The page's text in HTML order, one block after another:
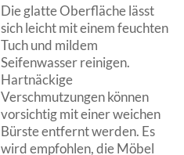
Die glatte Oberfläche lässt
sich leicht mit einem feuchten
Tuch und mildem
Seifenwasser reinigen.
Hartnäckige
Verschmutzungen können
vorsichtig mit einer weichen
Bürste entfernt werden. Es
wird empfohlen, die Möbel